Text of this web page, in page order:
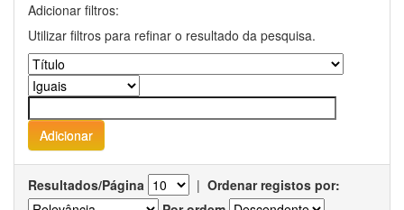
Adicionar filtros:
Utilizar filtros para refinar o resultado da pesquisa.
Resultados/Página | Ordenar registos por: